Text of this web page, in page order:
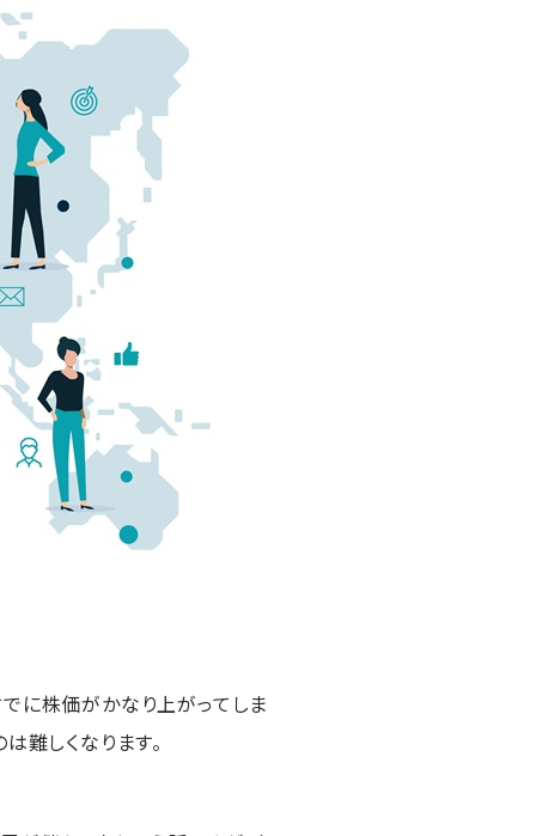
に株価がかなり上がってしま
難しくなります。